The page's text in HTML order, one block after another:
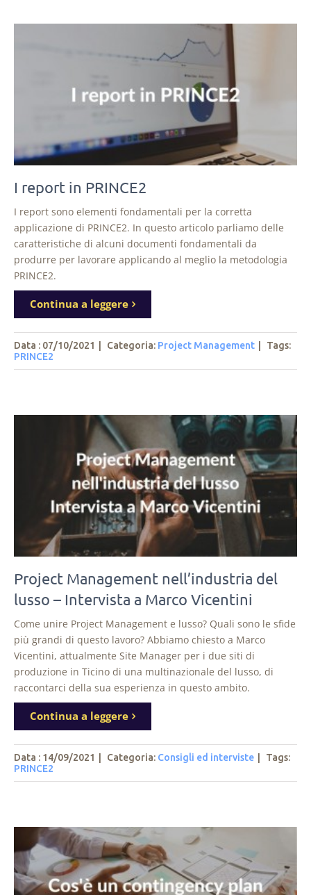
I report in PRINCE2
I report sono elementi fondamentali per la corretta
applicazione di PRINCE2. In questo articolo parliamo delle
caratteristiche di alcuni documenti fondamentali da
produrre per lavorare applicando al meglio la metodologia
PRINCE2.
Continua a leggere
Data : 07/10/2021 Categoria: Project Management Tags:
PRINCE2
Project Management nell’industria del
lusso – Intervista a Marco Vicentini
Come unire Project Management e lusso? Quali sono le sfide
più grandi di questo lavoro? Abbiamo chiesto a Marco
Vicentini, attualmente Site Manager per i due siti di
produzione in Ticino di una multinazionale del lusso, di
raccontarci della sua esperienza in questo ambito.
Continua a leggere
Data : 14/09/2021 Categoria: Consigli ed interviste Tags:
PRINCE2